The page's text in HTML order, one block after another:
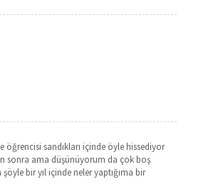
sandıkları içinde öyle hissediyor
sonra ama düşünüyorum da çok boş
bir yıl içinde neler yaptığıma bir